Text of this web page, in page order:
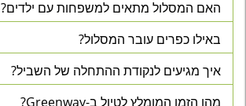
האם המסלול מתאים למשפחות עם ילדים?
באילו כפרים עובר המסלול?
איך מגיעים לנקודת ההתחלה של השביל?
מהו הזמן המומלץ לטיול ב-Greenway?